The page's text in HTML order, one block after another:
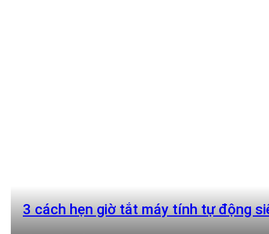
3 cách hẹn giờ tắt máy tính tự động